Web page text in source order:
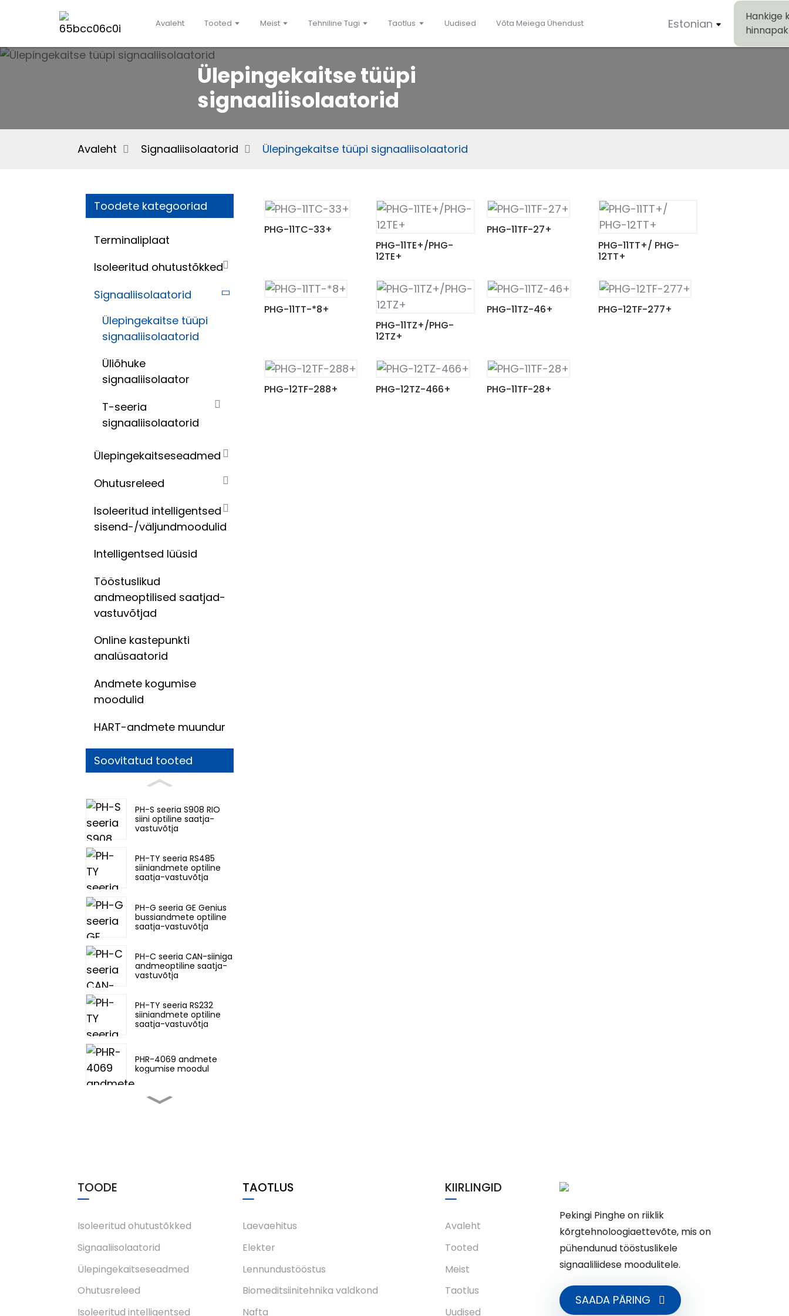
Avaleht Tooted Meist Tehniline Tugi Taotlus Uudised Võta Meiega Ühendust Estonian
Hankige
Ülepingekaitse tüüpi
signaaliisolaatorid
Avaleht Signaaliisolaatorid Ülepingekaitse tüüpi signaaliisolaatorid
Toodete kategooriad
Terminaliplaat
Isoleeritud ohutustõkked
Signaaliisolaatorid
Ülepingekaitse tüüpi
signaaliisolaatorid
Üliõhuke
signaaliisolaator
T-seeria
signaaliisolaatorid
Ülepingekaitseseadmed
Ohutusreleed
Isoleeritud intelligentsed
sisend-/väljundmoodulid
Intelligentsed lüüsid
Tööstuslikud
andmeoptilised saatjad-
vastuvõtjad
Online kastepunkti
analüsaatorid
Andmete kogumise
moodulid
HART-andmete muundur
Soovitatud tooted
PH-S seeria S908 RIO
siini optiline saatja-
vastuvõtja
PH-TY seeria RS485
siiniandmete optiline
saatja-vastuvõtja
PH-G seeria GE Genius
bussiandmete optiline
saatja-vastuvõtja
PH-C seeria CAN-siiniga
andmeoptiline saatja-
vastuvõtja
PH-TY seeria RS232
siiniandmete optiline
saatja-vastuvõtja
PHR-4069 andmete
kogumise moodul
PH-Co seeria RS422
juhtvõrgu siini andmete
moodulid
PHM-7540
analoogsisendmoodul
PHG-11TC-33+
PHG-11TE+/PHG-
12TE+
PHG-11TF-27+
PHG-11TT+/ PHG-
12TT+
PHG-11TT-*8+
PHG-11TZ+/PHG-
12TZ+
PHG-11TZ-46+ PHG-12TF-277+
PHG-12TF-288+ PHG-12TZ-466+ PHG-11TF-28+
TOODE
Isoleeritud ohutustõkked
Signaaliisolaatorid
Ülepingekaitseseadmed
Ohutusreleed
Isoleeritud intelligentsed
TAOTLUS
Laevaehitus
Elekter
Lennundustööstus
Biomeditsiinitehnika valdkond
Nafta
KIIRLINGID
Avaleht
Tooted
Meist
Taotlus
Uudised
Pekingi Pinghe on riiklik
kõrgtehnoloogiaettevõte, mis on
pühendunud tööstuslikele
signaaliliidese moodulitele.
SAADA PÄRING